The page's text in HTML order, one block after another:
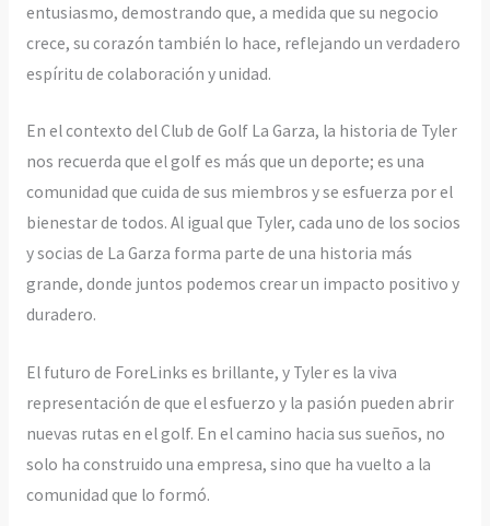
entusiasmo, demostrando que, a medida que su negocio
crece, su corazón también lo hace, reflejando un verdadero
espíritu de colaboración y unidad.
En el contexto del Club de Golf La Garza, la historia de Tyler
nos recuerda que el golf es más que un deporte; es una
comunidad que cuida de sus miembros y se esfuerza por el
bienestar de todos. Al igual que Tyler, cada uno de los socios
y socias de La Garza forma parte de una historia más
grande, donde juntos podemos crear un impacto positivo y
duradero.
El futuro de ForeLinks es brillante, y Tyler es la viva
representación de que el esfuerzo y la pasión pueden abrir
nuevas rutas en el golf. En el camino hacia sus sueños, no
solo ha construido una empresa, sino que ha vuelto a la
comunidad que lo formó.